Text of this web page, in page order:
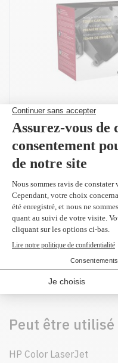
Produit(s) alternatif(s)
Peut être utilisé
HP Color LaserJet